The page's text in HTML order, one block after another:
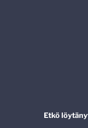
Etkö